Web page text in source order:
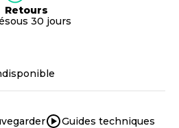
Retours
sous 30 jours
Guides techniques